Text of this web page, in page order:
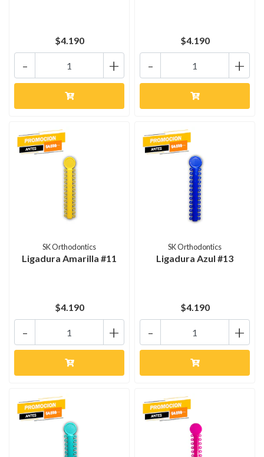
$4.190
+
-
$4.190
+
-
SK Orthodontics
Ligadura Amarilla #11
$4.190
+
-
SK Orthodontics
Ligadura Azul #13
$4.190
+
-